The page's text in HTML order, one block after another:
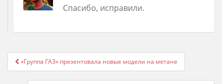
Спасибо, исправили.
Post
navigation
«Группа ГАЗ» презентовала новые модели на метане